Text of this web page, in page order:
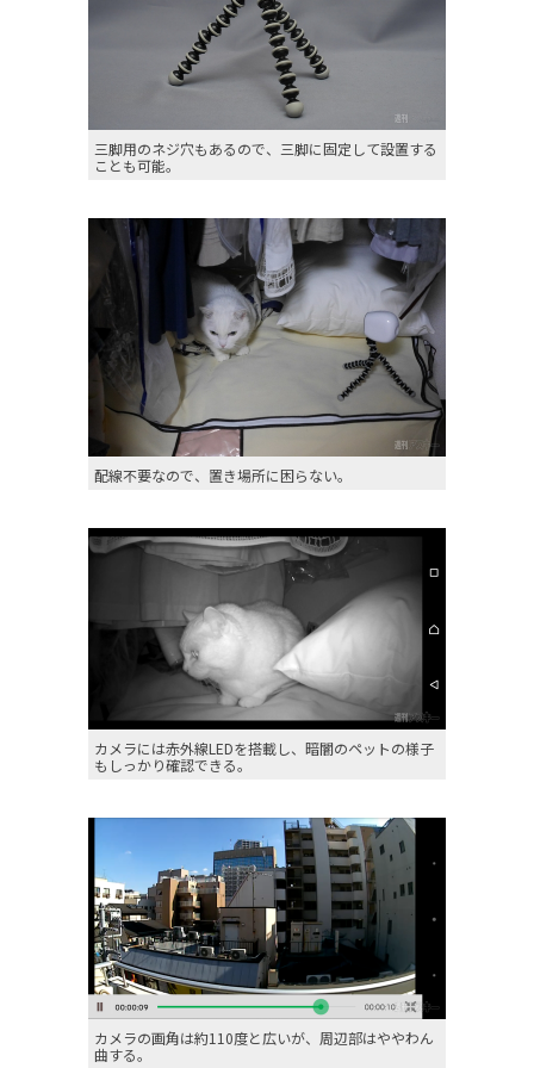
三脚用のネジ穴もあるので、三脚に固定して設置する
ことも可能。
配線不要なので、置き場所に困らない。
カメラには赤外線LEDを搭載し、暗闇のペットの様子
もしっかり確認できる。
カメラの画角は約110度と広いが、周辺部はややわん
曲する。